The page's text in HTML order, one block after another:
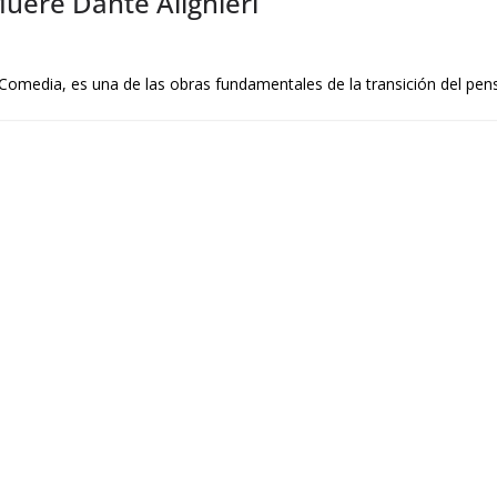
es una de las obras fundamentales de la transición del